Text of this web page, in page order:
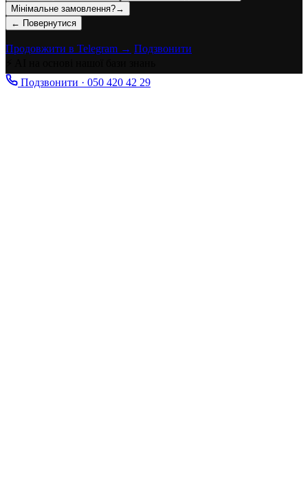
Мінімальне замовлення?→
← Повернутися
Продовжити в Telegram → Подзвонити
Подзвонити · 050 420 42 29